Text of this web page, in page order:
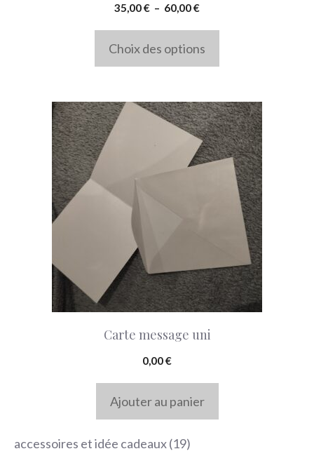
35,00€ – 60,00€Plage
prix :
35,00 €
60,00 €
Choix des options
Carte message uni
0,00€
Ajouter au panier
accessoires et idée cadeaux 1919